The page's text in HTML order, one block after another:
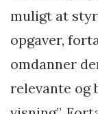
muligt at
opgaver,
omdanner
relevante og